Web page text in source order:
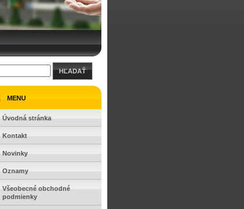
HĽADAŤ
MENU
Úvodná stránka
Kontakt
Novinky
Oznamy
Všeobecné obchodné
podmienky